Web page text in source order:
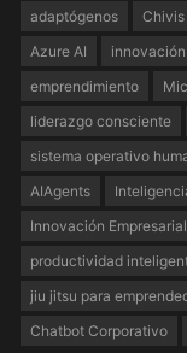
adaptógenos
Chivis
Azure AI
innovación
emprendimiento
liderazgo consciente
sistema operativo
AIAgents
Innovación Empresarial
productividad
jiu jitsu para
Chatbot Corporativo